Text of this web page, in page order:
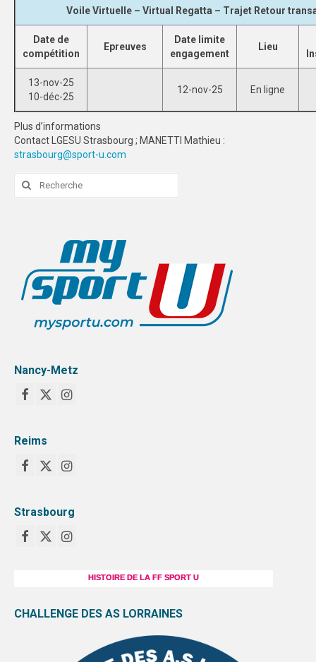
Voile Virtuelle – Virtual Regatta – Trajet Retour
Date de
compétition
Epreuves
Date limite
engagement
Lieu
13-nov-25
10-déc-25
12-nov-25 En ligne
Plus d’informations
Contact LGESU Strasbourg ; MANETTI Mathieu :
strasbourg@sport-u.com
Rechercher
Nancy-Metz
Reims
Strasbourg
HISTOIRE DE LA FF SPORT U
CHALLENGE DES AS LORRAINES